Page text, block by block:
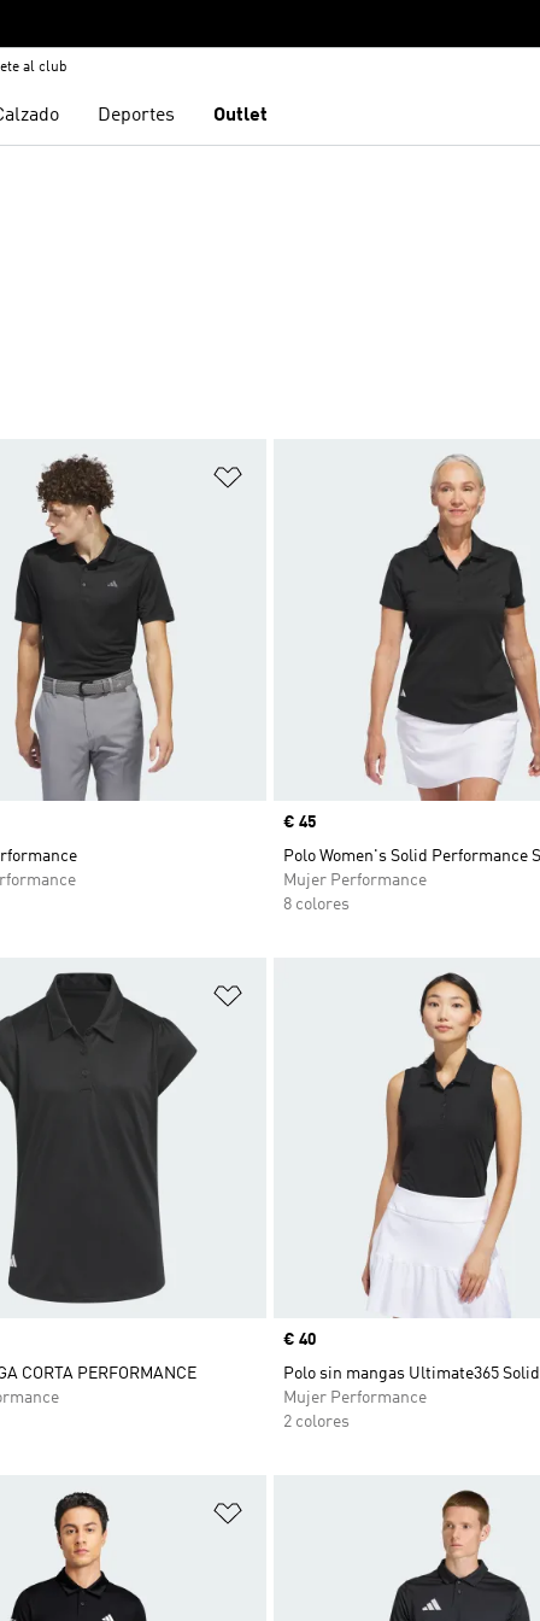
al club
Deportes Outlet
de deseos Añadir a la lista de deseos
Precio
€ 45
Polo Women's Solid Performance
Mujer Performance
8 colores
de deseos Añadir a la lista de deseos
CORTA PERFORMANCE
Precio
€ 40
Polo sin mangas Ultimate365 Solid
Mujer Performance
2 colores
de deseos Añadir a la lista de deseos